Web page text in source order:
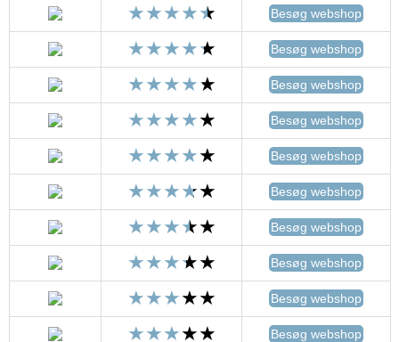
Besøg webshop
Besøg webshop
Besøg webshop
Besøg webshop
Besøg webshop
Besøg webshop
Besøg webshop
Besøg webshop
Besøg webshop
Besøg webshop